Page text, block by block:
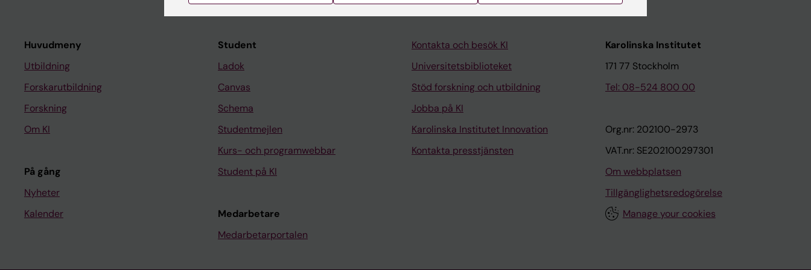
Huvudmeny
Utbildning
Forskarutbildning
Forskning
Om KI
På gång
Nyheter
Kalender
Student
Ladok
Canvas
Schema
Studentmejlen
Kurs- och programwebbar
Student på KI
Medarbetare
Medarbetarportalen
Kontakta och besök KI
Universitetsbiblioteket
Stöd forskning och utbildning
Jobba på KI
Karolinska Institutet Innovation
Kontakta presstjänsten
Karolinska Institutet
171 77 Stockholm
Tel: 08-524 800 00
Org.nr: 202100-2973
VAT.nr: SE202100297301
Om webbplatsen
Tillgänglighetsredogörelse
Manage your cookies